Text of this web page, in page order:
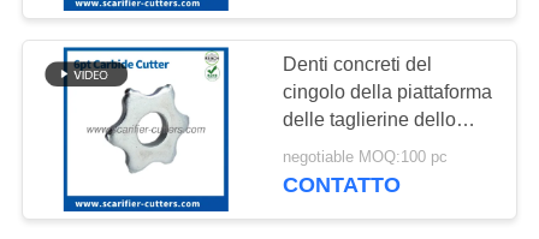
DI
NOI
VISITA
FABBRICA
Scarificatori tamburi
27
Denti concreti del
cingolo della piattaforma
delle taglierine dello
scarificatore 6 taglierine
della stella del
negotiable MOQ:100 pc
CONTATTO